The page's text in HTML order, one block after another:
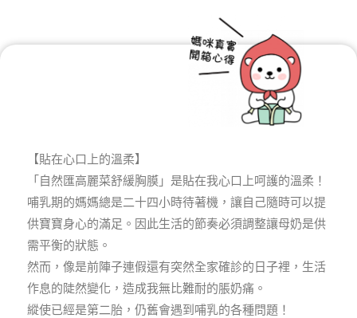
【貼在心口上的溫柔】
「自然匯高麗菜舒緩胸膜」是貼在我心口上呵護的溫柔！
哺乳期的媽媽總是二十四小時待著機，讓自己隨時可以提
供寶寶身心的滿足。因此生活的節奏必須調整讓母奶是供
需平衡的狀態。
然而，像是前陣子連假還有突然全家確診的日子裡，生活
作息的陡然變化，造成我無比難耐的脹奶痛。
縱使已經是第二胎，仍舊會遇到哺乳的各種問題！